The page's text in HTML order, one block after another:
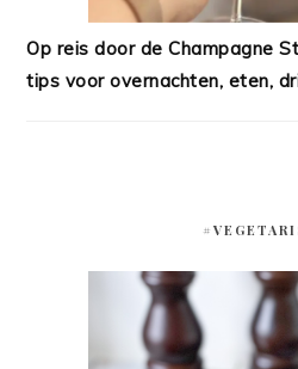
Op reis door de Champagne
tips voor overnachten, eten,